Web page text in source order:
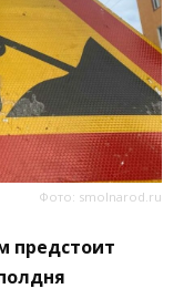
Фото: smolnarod.ru
предстоит